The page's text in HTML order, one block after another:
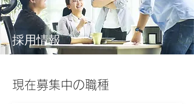
採用情報
現在募集中の職種